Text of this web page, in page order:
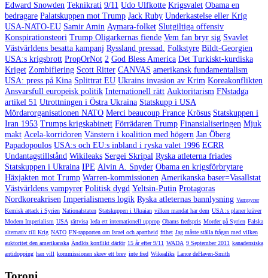
Edward Snowden Teknikrati 9/11 Udo Ulfkotte Krigsvalet Obama en
bedragare Palatskuppen mot Trump Jack Ruby Underkastelse eller Krig
USA-NATO-EU Samir Amin Aymara-folket Slutgiltiga offensiv
Konspirationsteori Trump Oligarkernas fiende Vem fan bryr sig Svavlet
Västvärldens besatta kampanj Ryssland pressad. Folkstyre Bildt-Georgien
USA:s krigsbrott PropOrNot 2 God Bless America Det Turkiskt-kurdiska
Kriget Zombifiering Scott Ritter CANVAS amerikansk fundamentalism
USA: press på Kina Splittrat EU Ukrains invasion av Krim Koreakonflikten
Ansvarsfull europeisk politik Internationell rätt Auktoritarism FNstadga
artikel 51 Utrottningen i Östra Ukraina Statskupp i USA
Mördarorganisationen NATO Merci beaucoup France Krösus Statskuppen i
Iran 1953 Trumps krigskabinett Förrädaren Trump Finansialiseringen Mjuk
makt Acela-korridoren Vänstern i koalition med högern Jan Öberg
Papadopoulos USA:s och EU:s inbland i ryska valet 1996 ECRR
Undantagstillstånd Wikileaks Sergei Skripal Ryska atleterna friades
Statskuppen i Ukraina IPE Alvin A. Snyder Obama en krigsförbrytare
Häxjakten mot Trump Warren-kommissionen Amerikanska baser=Vasallstat
Västvärldens vampyrer Politisk dygd Yeltsin-Putin Protagoras
Nordkoreakrisen Imperialismens logik Ryska atleternas bannlysning Vampyrer
Kemisk attack i Syrien Nationalstaten Statskuppen i Ukraian vilken mandat har dem USA :s planer kräver
Modern Imperialism USA rättvisa leda ett internationell upprop Obams fredspris Morder på Syrien Falska
alternativ till Krig NATO FN-rapporten om Israel och apartheid frihet Jag måste ställa frågan med vilken
auktoritet den amerikanska Ändlös konflikt därför 15 år efter 9/11 WADA 9 September 2011 kanadensiska
antidopping han vill kommissionen skrev ett brev inte fred Wikealiks Lance deHaven-Smith